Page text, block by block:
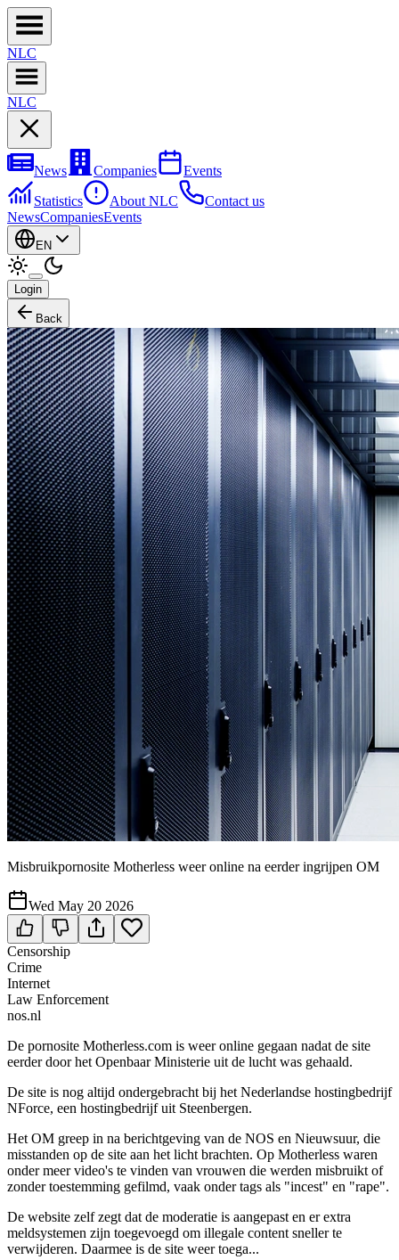
NLC
NLC
News Companies
Events
Statistics
About NLC
Contact us
NewsCompaniesEvents
EN
Login
Back
Misbruikpornosite Motherless weer online na eerder ingrijpen OM
Wed May 20 2026
Censorship
Crime
Internet
Law Enforcement
nos.nl
De pornosite Motherless.com is weer online gegaan nadat de site
eerder door het Openbaar Ministerie uit de lucht was gehaald.
De site is nog altijd ondergebracht bij het Nederlandse hostingbedrijf
NForce, een hostingbedrijf uit Steenbergen.
Het OM greep in na berichtgeving van de NOS en Nieuwsuur, die
misstanden op de site aan het licht brachten. Op Motherless waren
onder meer video's te vinden van vrouwen die werden misbruikt of
zonder toestemming gefilmd, vaak onder tags als "incest" en "rape".
De website zelf zegt dat de moderatie is aangepast en er extra
meldsystemen zijn toegevoegd om illegale content sneller te
verwijderen. Daarmee is de site weer toega...